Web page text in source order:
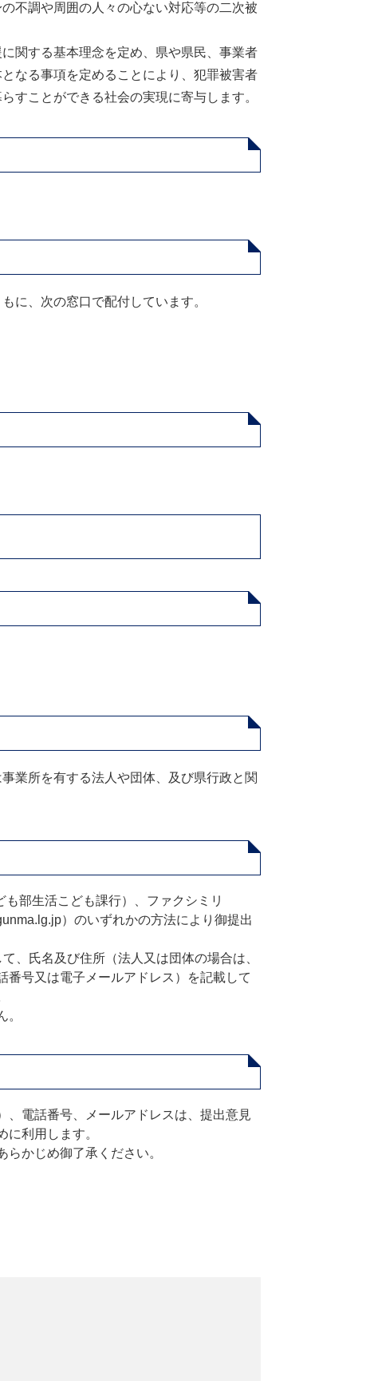
不調や周囲の人々の心ない対応等の二次被
関する基本理念を定め、県や県民、事業者
なる事項を定めることにより、犯罪被害者
すことができる社会の実現に寄与します。
に、次の窓口で配付しています。
業所を有する法人や団体、及び県行政と関
部生活こども課行）、ファクシミリ
）のいずれかの方法により御提出
、氏名及び住所（法人又は団体の場合は、
号又は電子メールアドレス）を記載して
。
、電話番号、メールアドレスは、提出意見
利用します。
かじめ御了承ください。